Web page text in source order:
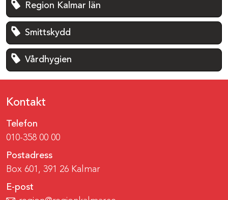
Region Kalmar län
Smittskydd
Vårdhygien
Kontakt
Telefon
010-358 00 00
Postadress
Box 601, 391 26 Kalmar
E-post